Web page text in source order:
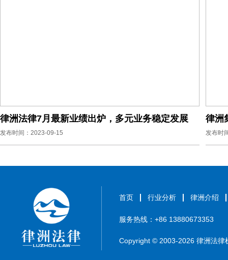
律洲法律7月最新业绩出炉，多元业务稳定发展
发布时间：2023-09-15 发布时
首页 行业分析 律洲介绍
服务热线：+86 13880673353
Copyright © 2003-2026 律洲法律